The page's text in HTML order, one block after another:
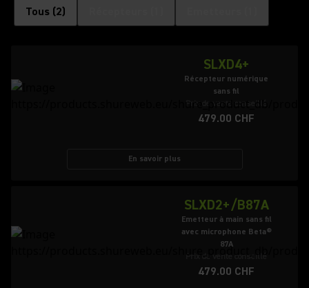
Tous (2)
SLXD4+
Récepteur numérique
sans fil
Prix de vente conseillé
479.00 CHF
En savoir plus
SLXD2+/B87A
Emetteur à main sans fil
avec microphone Beta®
87A
Prix de vente conseillé
479.00 CHF